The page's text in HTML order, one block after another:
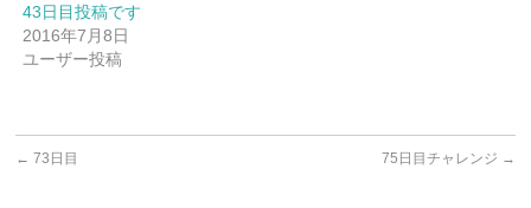
43日目投稿です
2016年7月8日
ユーザー投稿
← 73日目 75日目チャレンジ →